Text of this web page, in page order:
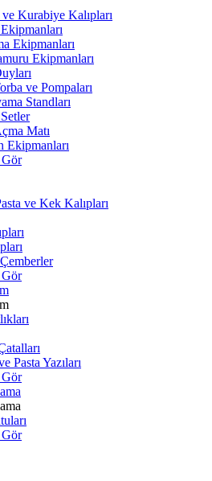
Kurabiye Kalıpları
Ekipmanları
Ekipmanları
ve Pompaları
Standları
Matı
Ekipmanları
ve Kek Kalıpları
Pasta Yazıları